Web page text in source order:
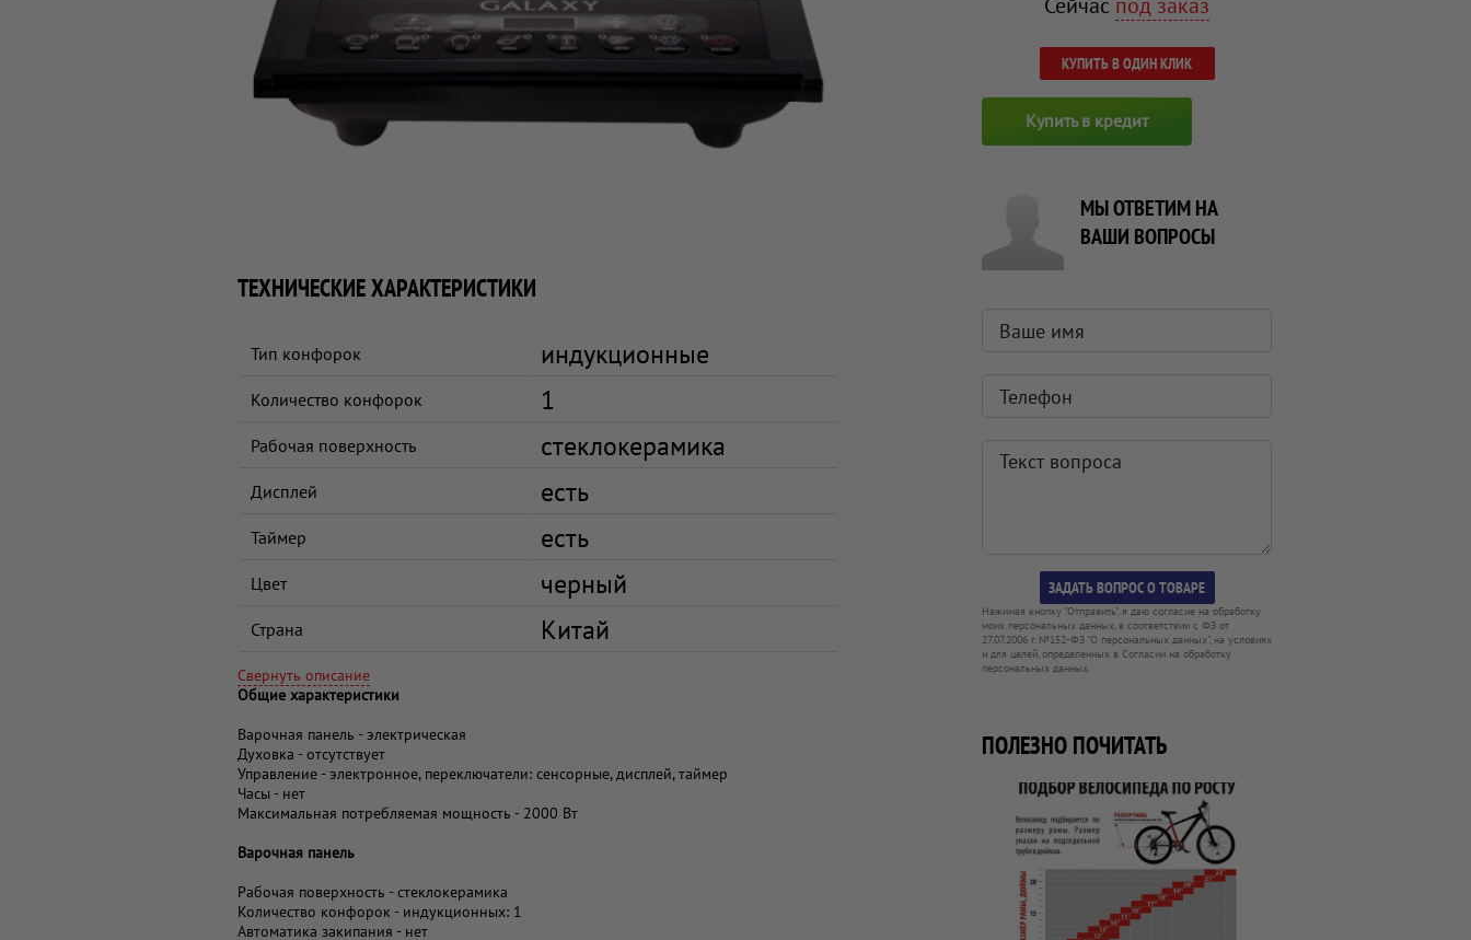
ТЕХНИЧЕСКИЕ ХАРАКТЕРИСТИКИ
Тип конфорок индукционные
Количество конфорок 1
Рабочая поверхность стеклокерамика
Дисплей есть
Таймер есть
Цвет черный
Страна Китай
Свернуть описание
Общие характеристики
Варочная панель - электрическая
Духовка - отсутствует
Управление - электронное, переключатели: сенсорные, дисплей, таймер
Часы - нет
Максимальная потребляемая мощность - 2000 Вт
Варочная панель
Рабочая поверхность - стеклокерамика
Количество конфорок - индукционных: 1
Автоматика закипания - нет
КУПИТЬ В ОДИН КЛИК
Купить в кредит
МЫ ОТВЕТИМ НА
ВАШИ ВОПРОСЫ
Нажимая кнопку "Отправить", я даю согласие на обработку
моих персональных данных, в соответствии с ФЗ от
27.07.2006 г. №152-ФЗ "О персональных данных", на условиях
и для целей, определенных в Согласии на обработку
персональных данных.
ПОЛЕЗНО ПОЧИТАТЬ